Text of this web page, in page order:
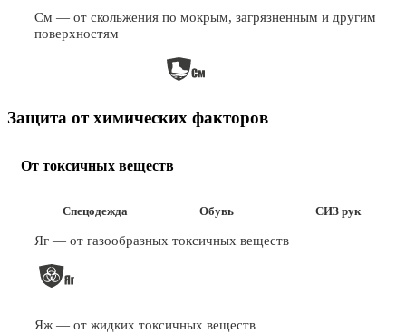
См — от скольжения по мокрым, загрязненным и другим
поверхностям
Защита от химических факторов
От токсичных веществ
Спецодежда Обувь СИЗ рук
Яг — от газообразных токсичных веществ
Яж — от жидких токсичных веществ